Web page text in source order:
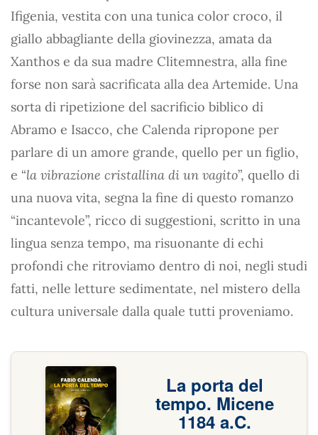
Ifigenia, vestita con una tunica color croco, il
giallo abbagliante della giovinezza, amata da
Xanthos e da sua madre Clitemnestra, alla fine
forse non sarà sacrificata alla dea Artemide. Una
sorta di ripetizione del sacrificio biblico di
Abramo e Isacco, che Calenda ripropone per
parlare di un amore grande, quello per un figlio,
e “la vibrazione cristallina di un vagito”, quello di
una nuova vita, segna la fine di questo romanzo
“incantevole”, ricco di suggestioni, scritto in una
lingua senza tempo, ma risuonante di echi
profondi che ritroviamo dentro di noi, negli studi
fatti, nelle letture sedimentate, nel mistero della
cultura universale dalla quale tutti proveniamo.
La porta del
tempo. Micene
1184 a.C.